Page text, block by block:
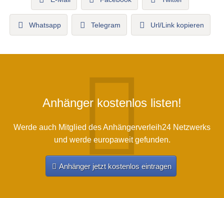
Whatsapp Telegram Url/Link kopieren
Anhänger kostenlos listen!
Werde auch Mitglied des Anhängerverleih24 Netzwerks
und werde europaweit gefunden.
Anhänger jetzt kostenlos eintragen